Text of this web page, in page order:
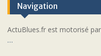
Navigation
ActuBlues.fr est motorisé
…